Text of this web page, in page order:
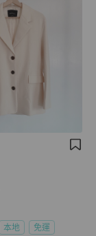
本地 免運